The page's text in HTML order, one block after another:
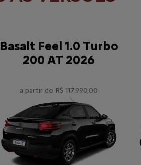
Basalt Feel 1.0 Turbo
200 AT 2026
a partir de R$ 117.990,00